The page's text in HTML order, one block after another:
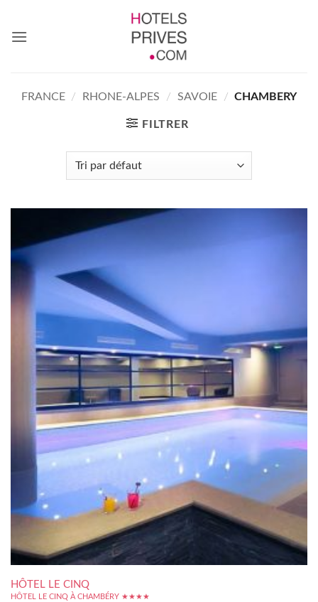
contenu
FRANCE / RHONE-ALPES / SAVOIE / CHAMBERY
FILTRER
HÔTEL LE CINQ
HÔTEL LE CINQ À CHAMBÉRY ★★★★